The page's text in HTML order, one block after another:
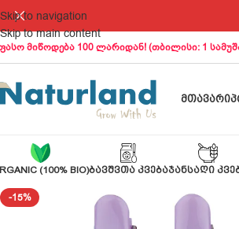
Skip to navigation
Skip to main content
მიწოდება 100 ლარიდან! (თბილისი: 1
ᲛᲗᲐᲕᲐᲠᲘ
(100% BIO)ᲑᲐᲕᲨᲕᲗᲐ ᲙᲕᲔᲑᲐᲯᲐᲜᲡᲐᲦᲘ
-15%